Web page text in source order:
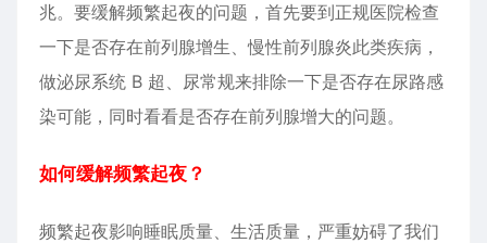
兆。要缓解频繁起夜的问题，首先要到正规医院检查
一下是否存在前列腺增生、慢性前列腺炎此类疾病，
做泌尿系统 B 超、尿常规来排除一下是否存在尿路感
染可能，同时看看是否存在前列腺增大的问题。
如何缓解频繁起夜？
频繁起夜影响睡眠质量、生活质量，严重妨碍了我们